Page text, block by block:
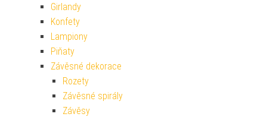
Girlandy
Konfety
Lampiony
Piňaty
Závěsné dekorace
Rozety
Závěsné spirály
Závěsy